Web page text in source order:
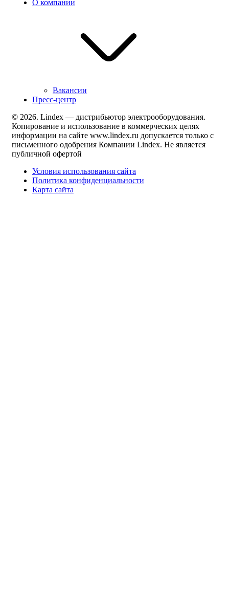
О компании
Вакансии
Пресс-центр
© 2026. Lindex — дистрибьютор электрооборудования.
Копирование и использование в коммерческих целях
информации на сайте www.lindex.ru допускается только с
письменного одобрения Компании Lindex. Не является
публичной офертой
Условия использования сайта
Политика конфиденциальности
Карта сайта